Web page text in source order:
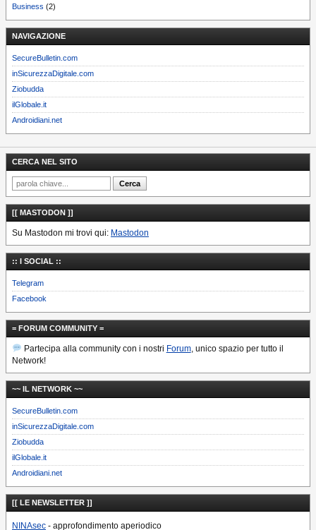
Business (2)
NAVIGAZIONE
SecureBulletin.com
inSicurezzaDigitale.com
Ziobudda
ilGlobale.it
Androidiani.net
CERCA NEL SITO
[[ MASTODON ]]
Su Mastodon mi trovi qui: Mastodon
:: I SOCIAL ::
Telegram
Facebook
= FORUM COMMUNITY =
Partecipa alla community con i nostri Forum, unico spazio per tutto il
Network!
~~ IL NETWORK ~~
SecureBulletin.com
inSicurezzaDigitale.com
Ziobudda
ilGlobale.it
Androidiani.net
[[ LE NEWSLETTER ]]
NINAsec - approfondimento aperiodico